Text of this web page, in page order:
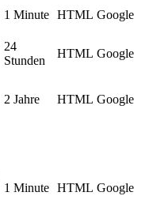
1 Minute HTML Google
24
Stunden
HTML Google
2 Jahre HTML Google
1 Minute HTML Google